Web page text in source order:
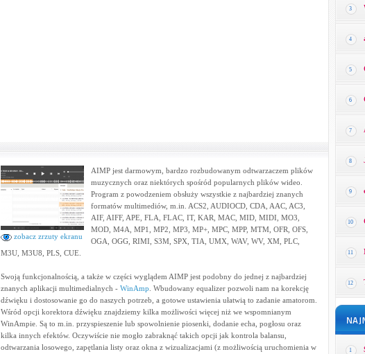
zobacz zrzuty ekranu
AIMP jest darmowym, bardzo rozbudowanym odtwarzaczem plików
muzycznych oraz niektórych spośród popularnych plików wideo.
Program z powodzeniem obsłuży wszystkie z najbardziej znanych
formatów multimediów, m.in. ACS2, AUDIOCD, CDA, AAC, AC3,
AIF, AIFF, APE, FLA, FLAC, IT, KAR, MAC, MID, MIDI, MO3,
MOD, M4A, MP1, MP2, MP3, MP+, MPC, MPP, MTM, OFR, OFS,
OGA, OGG, RIMI, S3M, SPX, TIA, UMX, WAV, WV, XM, PLC,
M3U, M3U8, PLS, CUE.
Swoją funkcjonalnością, a także w części wyglądem AIMP jest podobny do jednej z najbardziej
znanych aplikacji multimedialnych - WinAmp . Wbudowany equalizer pozwoli nam na korekcję
dźwięku i dostosowanie go do naszych potrzeb, a gotowe ustawienia ułatwią to zadanie amatorom.
Wśród opcji korektora dźwięku znajdziemy kilka możliwości więcej niż we wspomnianym
WinAmpie. Są to m.in. przyspieszenie lub spowolnienie piosenki, dodanie echa, pogłosu oraz
kilka innych efektów. Oczywiście nie mogło zabraknąć takich opcji jak kontrola balansu,
odtwarzania losowego, zapętlania listy oraz okna z wizualizacjami (z możliwością uruchomienia w
3
4
5
6
7
8
9
10
11
12
1